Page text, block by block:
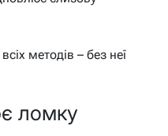
методів – без неї
ломку